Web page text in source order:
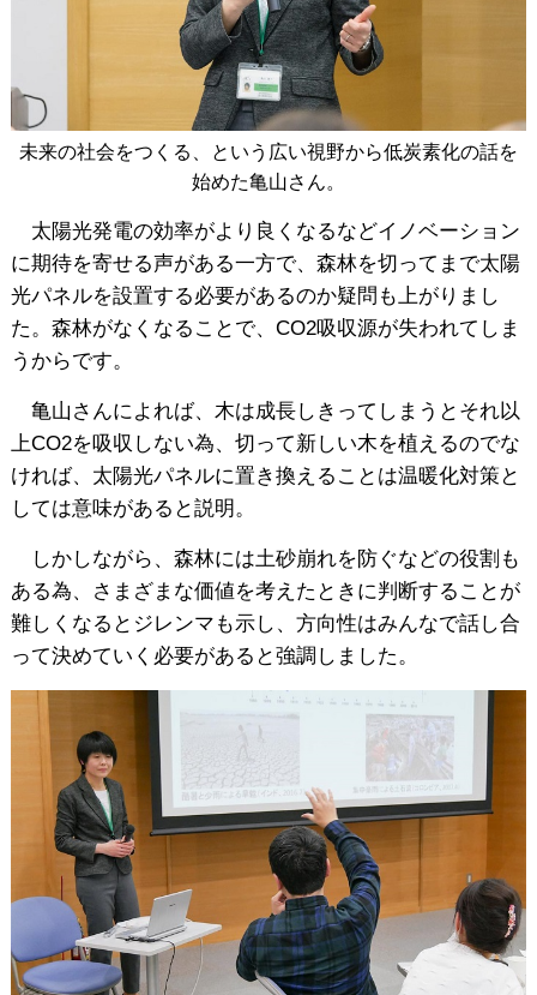
未来の社会をつくる、という広い視野から低炭素化の話を
始めた亀山さん。
太陽光発電の効率がより良くなるなどイノベーション
に期待を寄せる声がある一方で、森林を切ってまで太陽
光パネルを設置する必要があるのか疑問も上がりまし
た。森林がなくなることで、CO2吸収源が失われてしま
うからです。
亀山さんによれば、木は成長しきってしまうとそれ以
上CO2を吸収しない為、切って新しい木を植えるのでな
ければ、太陽光パネルに置き換えることは温暖化対策と
しては意味があると説明。
しかしながら、森林には土砂崩れを防ぐなどの役割も
ある為、さまざまな価値を考えたときに判断することが
難しくなるとジレンマも示し、方向性はみんなで話し合
って決めていく必要があると強調しました。